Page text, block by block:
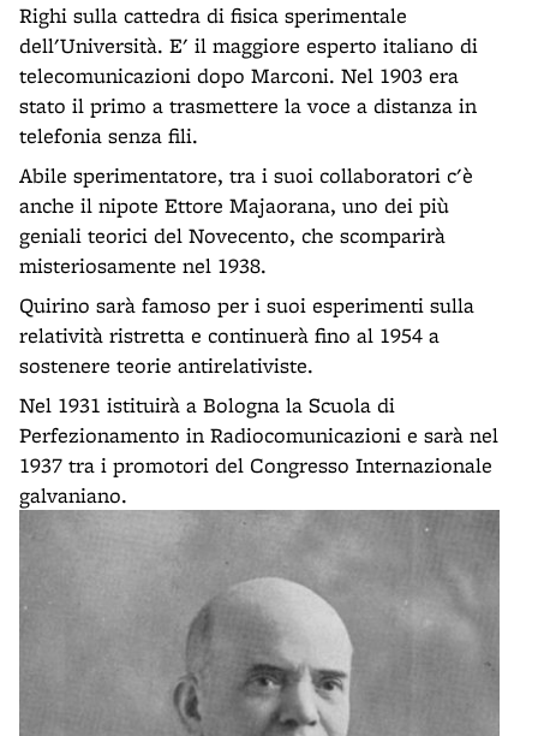
Righi sulla cattedra di fisica sperimentale
dell'Università. E' il maggiore esperto italiano di
telecomunicazioni dopo Marconi. Nel 1903 era
stato il primo a trasmettere la voce a distanza in
telefonia senza fili.
Abile sperimentatore, tra i suoi collaboratori c'è
anche il nipote Ettore Majaorana, uno dei più
geniali teorici del Novecento, che scomparirà
misteriosamente nel 1938.
Quirino sarà famoso per i suoi esperimenti sulla
relatività ristretta e continuerà fino al 1954 a
sostenere teorie antirelativiste.
Nel 1931 istituirà a Bologna la Scuola di
Perfezionamento in Radiocomunicazioni e sarà nel
1937 tra i promotori del Congresso Internazionale
galvaniano.